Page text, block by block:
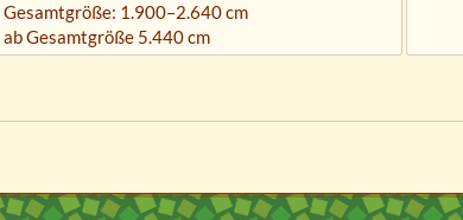
Gesamtgröße: 1.900–2.640 cm
ab Gesamtgröße 5.440 cm